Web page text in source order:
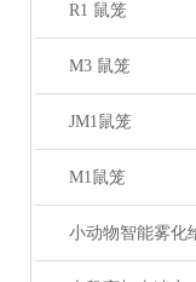
R1 鼠笼
M3 鼠笼
JM1鼠笼
M1鼠笼
小动物智能雾化